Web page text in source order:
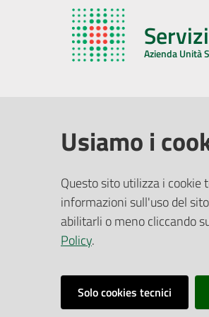
Azienda Unità
Via De Gasperi, 8 - 48121
CF/P.IVA:02483810392
PEC:
Usiamo i
Questo sito utilizza i
informazioni sull'uso del
abilitarli o meno cliccando
Policy.
Solo cookies tecnici